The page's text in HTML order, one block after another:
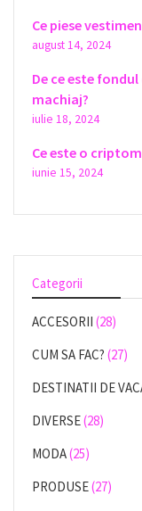
Ce piese
august 14, 2024
De ce este
machiaj?
iulie 18, 2024
Ce este o
iunie 15, 2024
Categorii
ACCESORII (28)
CUM SA FAC? (27)
DESTINATII DE
DIVERSE(28)
MODA(25)
PRODUSE(27)